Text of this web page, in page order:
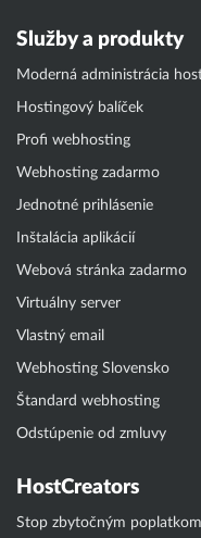
Služby a produkty
Moderná administrácia
Hostingový balíček
Profi webhosting
Webhosting zadarmo
Jednotné prihlásenie
Inštalácia aplikácií
Webová stránka zadarmo
Virtuálny server
Vlastný email
Webhosting Slovensko
Štandard webhosting
Odstúpenie od zmluvy
HostCreators
Stop zbytočným poplatkom